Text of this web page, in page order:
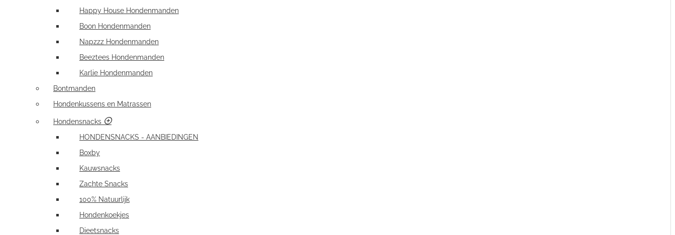
Happy House Hondenmanden
Boon Hondenmanden
Napzzz Hondenmanden
Beeztees Hondenmanden
Karlie Hondenmanden
Bontmanden
Hondenkussens en Matrassen
Hondensnacks
HONDENSNACKS - AANBIEDINGEN
Boxby
Kauwsnacks
Zachte Snacks
100% Natuurlijk
Hondenkoekjes
Dieetsnacks